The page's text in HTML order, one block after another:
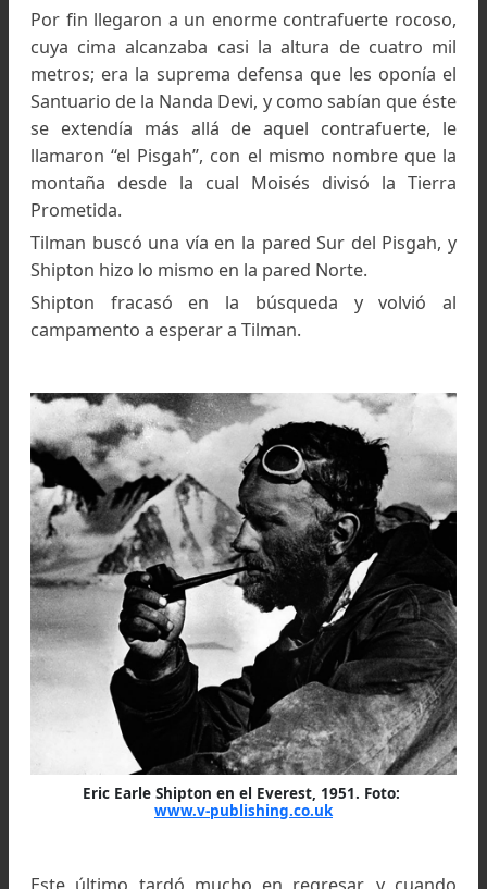
Shipton y Tilman foto libro Nanda Devi
Tilman, con el cual había ido a África. El
europeo quedaba constituído, y se le unieron
“tigres” sherpas que se habían destacado
Everest: Ang Tarkey, Pasang Bothia y
Nangir.
Salieron de Ranikhet el 11 de mayo de 1934, y el
de mayo llegaron al punto que habían
Graham y Longstaff: la confluencia del Rishi
y el Rhamani. La parte desconocida de
gargantas se abría ante ellos.
La pared Norte les pareció
impracticable, y decidieron seguir como vía
la pared meridional.
Su marcha por esta garganta duró nueve